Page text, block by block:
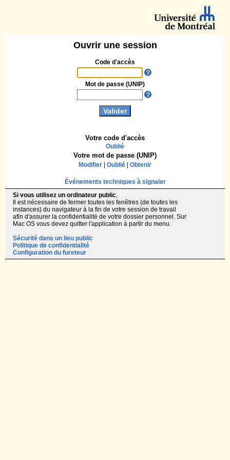
Ouvrir une session
Code d'accès
Votre code d'accès
Oublié
Mot de passe (UNIP)
Votre mot de passe (UNIP)
Modifier Oublié Obtenir
Événements techniques à signaler
Si vous utilisez un ordinateur public,
Il est nécessaire de fermer toutes les fenêtres (de toutes les
instances) du navigateur à la fin de votre session de travail
afin d'assurer la confidentialité de votre dossier personnel. Sur
Mac OS vous devez quitter l'application à partir du menu.
Sécurité dans un lieu public
Politique de confidentialité
Configuration du fureteur